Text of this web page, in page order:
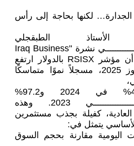
لكنها بحاجة إلى رأس
الطبقجلي
فـــــــــــــــــــــــــــــــــــــــــــي نشرة "Iraq Business
News – July 2025" أن مؤشر RSISX بالدولار ارتفع
بنسبة 1.3% خلال تموز 2025، مسجلاً نموًا متماسكًا
بعد صعوده 44.8% في 2024 و97.2%
فــــــــــــــــــــــــــــــــــــــــــــــــي 2023. وهذه
كفيلة بجذب مستثمرين
الأساسي يتمثل في:
اليومية مقارنة بحجم السوق